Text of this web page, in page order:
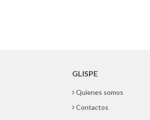
GLISPE
Quienes somos
Contactos